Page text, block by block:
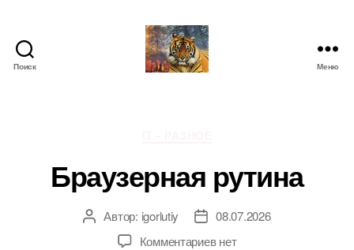
Поиск Меню
Браузерная рутина
Автор
записи
Автор: igorlutiy
Дата08.07.2026
Комментариевк
нет